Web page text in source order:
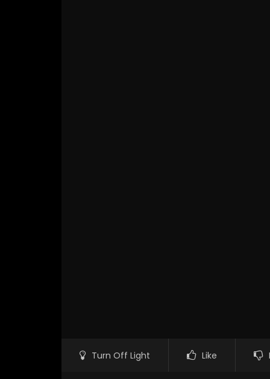
Turn Off Light Like